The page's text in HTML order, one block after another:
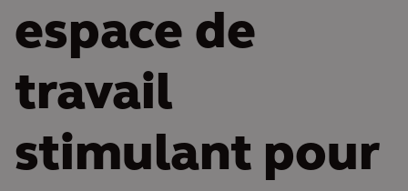
espace de
travail
stimulant pour